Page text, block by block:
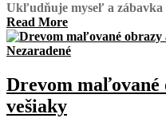
Ukľudňuje myseľ a zábavka
Read More
Nezaradené
Drevom maľované
vešiaky